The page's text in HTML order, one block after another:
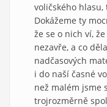
voličského
Dokážeme ty
že se o nich ví,
nezavře, a co
nadčasových
i do naší časné
než malém jsme
trojrozměrně